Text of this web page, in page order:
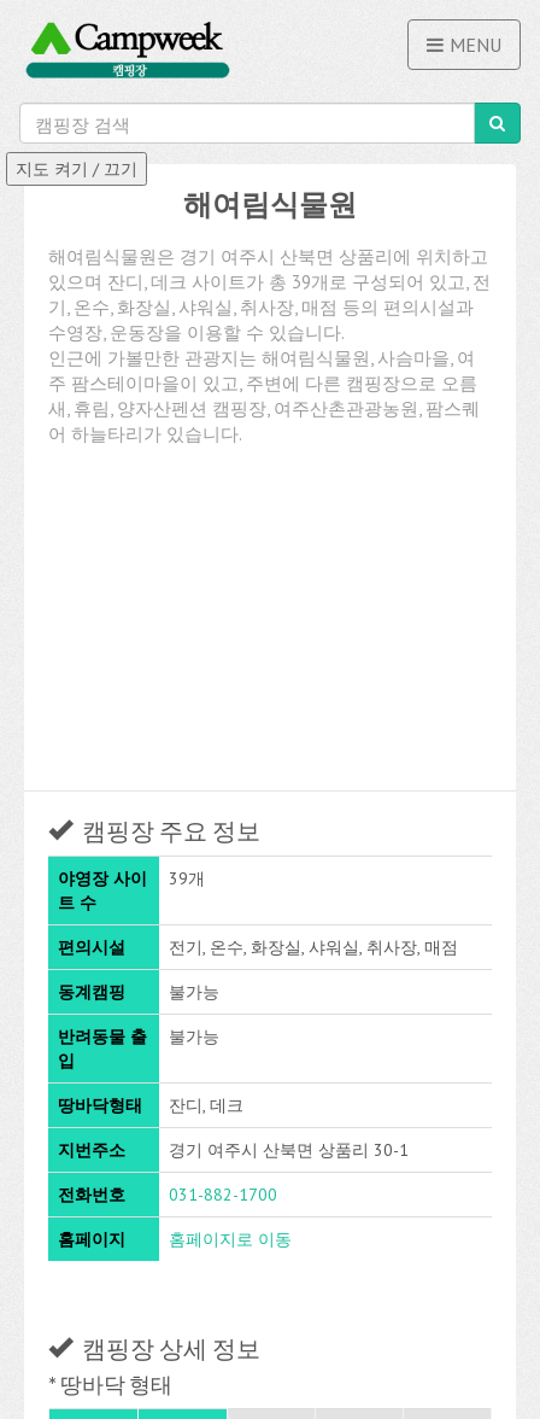
MENU
해여림식물원
해여림식물원은 경기 여주시 산북면 상품리에 위치하고
있으며 잔디, 데크 사이트가 총 39개로 구성되어 있고, 전
기, 온수, 화장실, 샤워실, 취사장, 매점 등의 편의시설과
수영장, 운동장을 이용할 수 있습니다.
인근에 가볼만한 관광지는 해여림식물원, 사슴마을, 여
주 팜스테이마을이 있고, 주변에 다른 캠핑장으로 오름
새, 휴림, 양자산펜션 캠핑장, 여주산촌관광농원, 팜스퀘
어 하늘타리가 있습니다.
캠핑장 주요 정보
야영장 사이
트 수
39개
편의시설 전기, 온수, 화장실, 샤워실, 취사장, 매점
동계캠핑 불가능
반려동물 출
입
불가능
땅바닥형태 잔디, 데크
지번주소 경기 여주시 산북면 상품리 30-1
전화번호 031-882-1700
홈페이지 홈페이지로 이동
캠핑장 상세 정보
* 땅바닥 형태